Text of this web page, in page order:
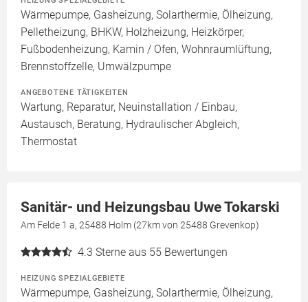
Wärmepumpe, Gasheizung, Solarthermie, Ölheizung,
Pelletheizung, BHKW, Holzheizung, Heizkörper,
Fußbodenheizung, Kamin / Ofen, Wohnraumlüftung,
Brennstoffzelle, Umwälzpumpe
ANGEBOTENE TÄTIGKEITEN
Wartung, Reparatur, Neuinstallation / Einbau,
Austausch, Beratung, Hydraulischer Abgleich,
Thermostat
Sanitär- und Heizungsbau Uwe Tokarski
Am Felde 1 a, 25488 Holm (27km von 25488 Grevenkop)
4.3 Sterne aus 55 Bewertungen
HEIZUNG SPEZIALGEBIETE
Wärmepumpe, Gasheizung, Solarthermie, Ölheizung,